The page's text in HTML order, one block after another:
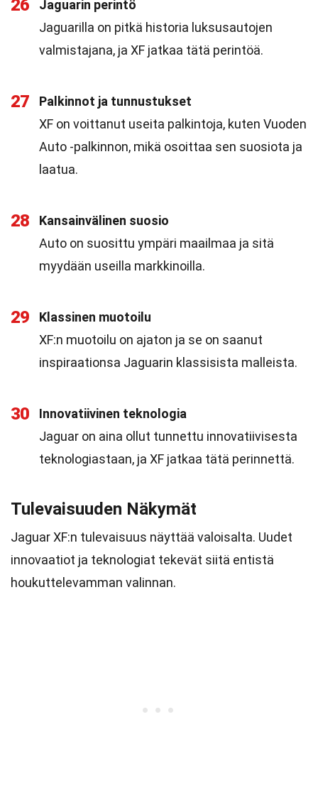
26
Jaguarin perintö
Jaguarilla on pitkä historia luksusautojen
valmistajana, ja XF jatkaa tätä perintöä.
27
Palkinnot ja tunnustukset
XF on voittanut useita palkintoja, kuten Vuoden
Auto -palkinnon, mikä osoittaa sen suosiota ja
laatua.
28
Kansainvälinen suosio
Auto on suosittu ympäri maailmaa ja sitä
myydään useilla markkinoilla.
29
Klassinen muotoilu
XF:n muotoilu on ajaton ja se on saanut
inspiraationsa Jaguarin klassisista malleista.
30
Innovatiivinen teknologia
Jaguar on aina ollut tunnettu innovatiivisesta
teknologiastaan, ja XF jatkaa tätä perinnettä.
Tulevaisuuden Näkymät
Jaguar XF:n tulevaisuus näyttää valoisalta. Uudet
innovaatiot ja teknologiat tekevät siitä entistä
houkuttelevamman valinnan.